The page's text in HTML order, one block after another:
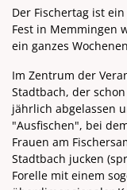
Der Fischertag ist
Fest in Memmingen
ein ganzes
Im Zentrum der
Stadtbach, der
jährlich abgelassen
"Ausfischen", bei
Frauen am
Stadtbach jucken
Forelle mit einem